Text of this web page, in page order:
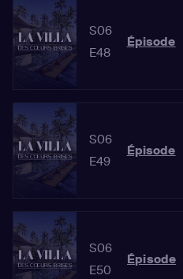
S06
E48
Épisode
S06
E49
Épisode
S06
E50
Épisode